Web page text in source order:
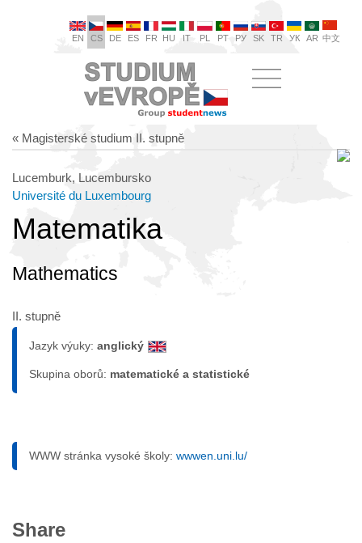
EN CS DE ES FR HU IT PL PT РУ SK TR УК AR 中文
« Magisterské studium II. stupně
Lucemburk, Lucembursko
Université du Luxembourg
Matematika
Mathematics
II. stupně
Jazyk výuky: anglický
Skupina oborů: matematické a statistické
WWW stránka vysoké školy: wwwen.uni.lu/
Share